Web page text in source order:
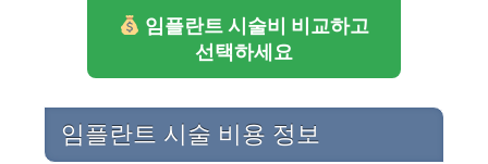
임플란트 시술비 비교하고
선택하세요
임플란트 시술 비용 정보